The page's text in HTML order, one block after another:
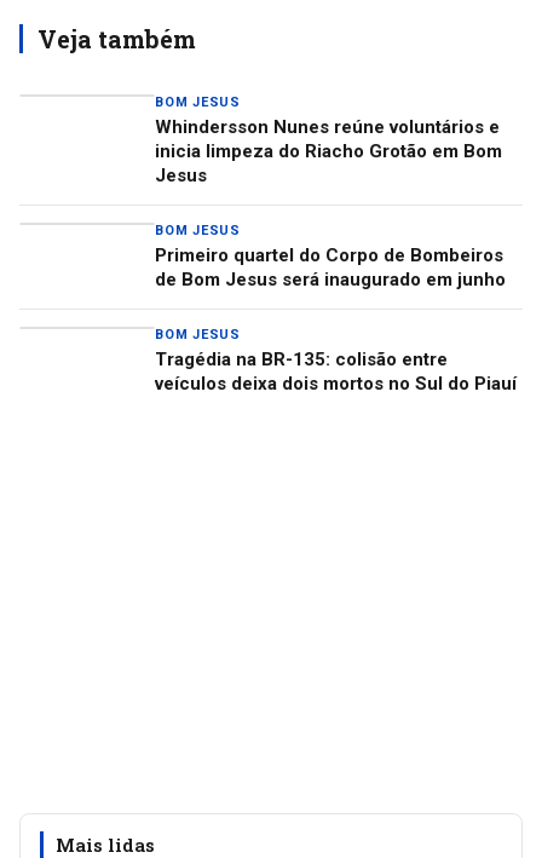
Veja também
BOM JESUS
Whindersson Nunes reúne voluntários e
inicia limpeza do Riacho Grotão em Bom
Jesus
BOM JESUS
Primeiro quartel do Corpo de Bombeiros
de Bom Jesus será inaugurado em junho
BOM JESUS
Tragédia na BR-135: colisão entre
veículos deixa dois mortos no Sul do Piauí
Mais lidas